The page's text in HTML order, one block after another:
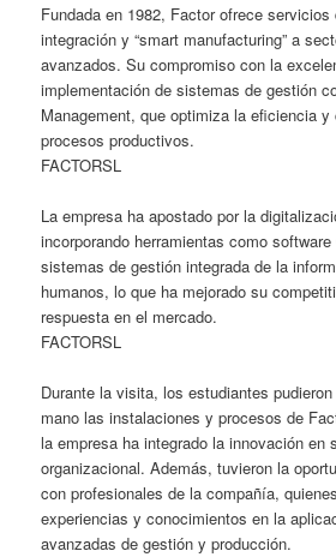
Fundada en 1982, Factor ofrece
integración y “smart manufacturing” a
avanzados. Su compromiso con la
implementación de sistemas de gestión
Management, que optimiza la eficiencia y
procesos productivos.
FACTORSL
La empresa ha apostado por la
incorporando herramientas como
sistemas de gestión integrada de la
humanos, lo que ha mejorado su
respuesta en el mercado.
FACTORSL
Durante la visita, los estudiantes
mano las instalaciones y procesos de
la empresa ha integrado la innovación en
organizacional. Además, tuvieron la
con profesionales de la compañía,
experiencias y conocimientos en la
avanzadas de gestión y producción.